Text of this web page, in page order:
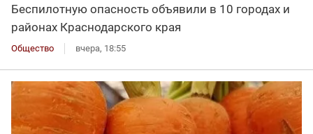
Беспилотную опасность объявили в 10 городах и
районах Краснодарского края
Общество вчера, 18:55